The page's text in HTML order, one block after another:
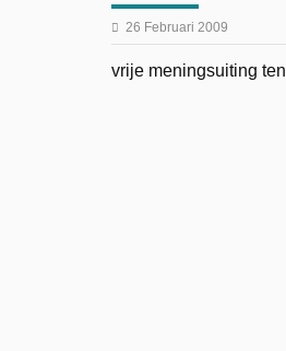
26 Februari 2009
vrije meningsuiting